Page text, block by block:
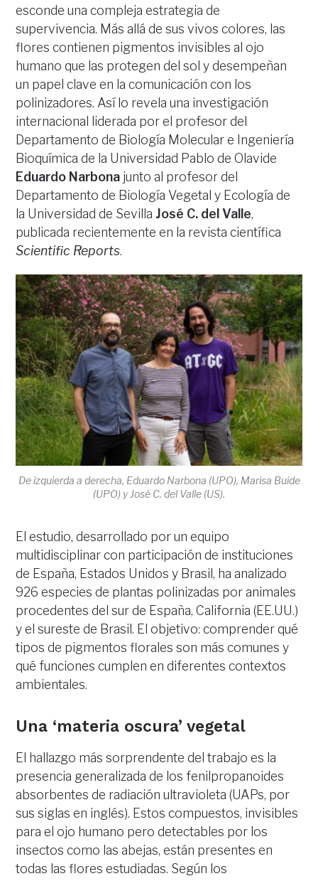
esconde una compleja estrategia de
supervivencia. Más allá de sus vivos colores, las
flores contienen pigmentos invisibles al ojo
humano que las protegen del sol y desempeñan
un papel clave en la comunicación con los
polinizadores. Así lo revela una investigación
internacional liderada por el profesor del
Departamento de Biología Molecular e Ingeniería
Bioquímica de la Universidad Pablo de Olavide
Eduardo Narbona junto al profesor del
Departamento de Biología Vegetal y Ecología de
la Universidad de Sevilla José C. del Valle,
publicada recientemente en la revista científica
Scientific Reports.
De izquierda a derecha, Eduardo Narbona (UPO), Marisa Buide
(UPO) y José C. del Valle (US).
El estudio, desarrollado por un equipo
multidisciplinar con participación de instituciones
de España, Estados Unidos y Brasil, ha analizado
926 especies de plantas polinizadas por animales
procedentes del sur de España, California (EE.UU.)
y el sureste de Brasil. El objetivo: comprender qué
tipos de pigmentos florales son más comunes y
qué funciones cumplen en diferentes contextos
ambientales.
Una ‘materia oscura’ vegetal
El hallazgo más sorprendente del trabajo es la
presencia generalizada de los fenilpropanoides
absorbentes de radiación ultravioleta (UAPs, por
sus siglas en inglés). Estos compuestos, invisibles
para el ojo humano pero detectables por los
insectos como las abejas, están presentes en
todas las flores estudiadas. Según los